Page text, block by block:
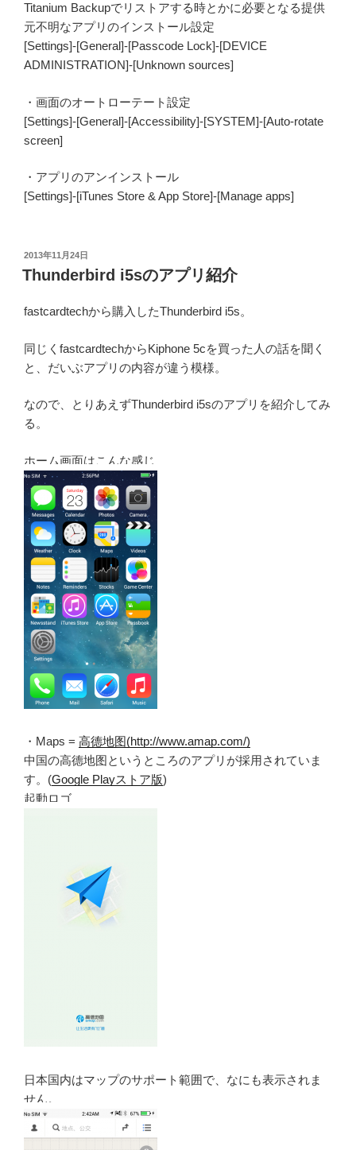
Titanium Backupでリストアする時とかに必要となる提供
元不明なアプリのインストール設定
[Settings]-[General]-[Passcode Lock]-[DEVICE
ADMINISTRATION]-[Unknown sources]
・画面のオートローテート設定
[Settings]-[General]-[Accessibility]-[SYSTEM]-[Auto-rotate
screen]
・アプリのアンインストール
[Settings]-[iTunes Store & App Store]-[Manage apps]
投
稿
日:
2013年11月24日
Thunderbird i5sのアプリ紹介
fastcardtechから購入したThunderbird i5s。
同じくfastcardtechからKiphone 5cを買った人の話を聞く
と、だいぶアプリの内容が違う模様。
なので、とりあえずThunderbird i5sのアプリを紹介してみ
る。
ホーム画面はこんな感じ
・Maps = 高德地图(http://www.amap.com/)
中国の高德地图というところのアプリが採用されていま
す。(Google Playストア版)
起動ロゴ
日本国内はマップのサポート範囲で、なにも表示されま
せん。